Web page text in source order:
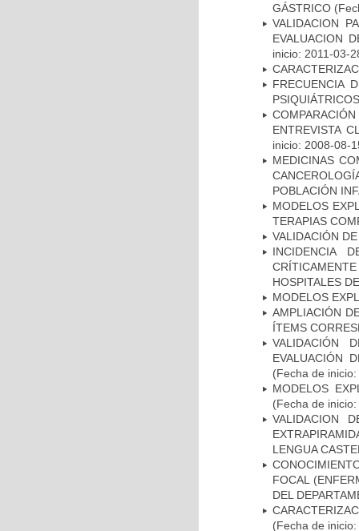
GÁSTRICO
VALIDACION
EVALUACION
inicio: 2011-03-
FRECUENCIA
ENTREVISTA
inicio: 2008-08-
MEDICINAS
POBLACIÓN
MODELOS
TERAPIAS
VALIDACIÓN
INCIDENCIA
HOSPITALES
MODELOS
AMPLIACIÓN
ÍTEMS
VALIDACIÓN
EVALUACIÓN
(Fecha de
MODELOS
(Fecha de
VALIDACION
LENGUA
FOCAL
DEL
(Fecha de